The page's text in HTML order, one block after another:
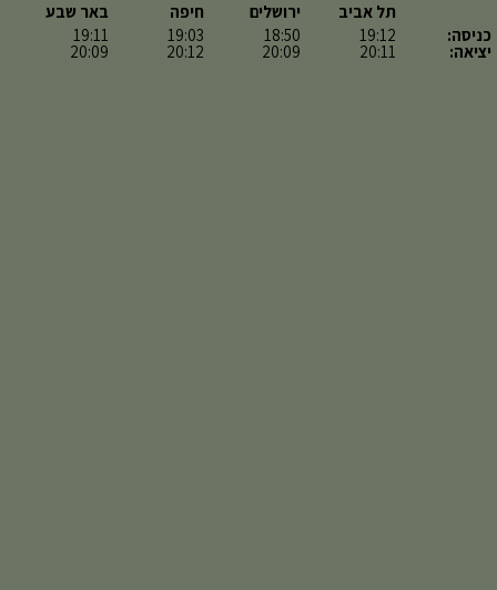
כניסה:
יציאה:
תל אביב
19:12
20:11
ירושלים
18:50
20:09
חיפה
19:03
20:12
באר שבע
19:11
20:09